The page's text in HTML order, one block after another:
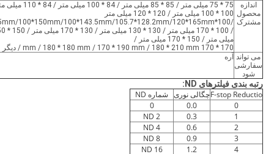
اندازه
محصول
مشترک
75 * 75 میلی متر / 85 * 85 میلی متر / 84 * 100
100 * 100 میلی متر / 120 * 120 میلی متر
/100*125mm/100*150mm/100*143.5mm/105.7*128.2mm/120*165mm
/ 100 * 170 میلی متر /
میلی متر / 150 * 170 میلی متر /
170 * 170 mm / 180 * 180 mm / 170 * 190 mm / 180 * 210 mm / دیگر
می تواند
سفارشی
شود
آره
رتبه بندی فیلترهای ND:
F-stop Reductioچگالی نوری شماره ND
0
0.0
0
1
0.3
ND 2
2
0.6
ND 4
3
0.9
ND 8
4
1.2
ND 16